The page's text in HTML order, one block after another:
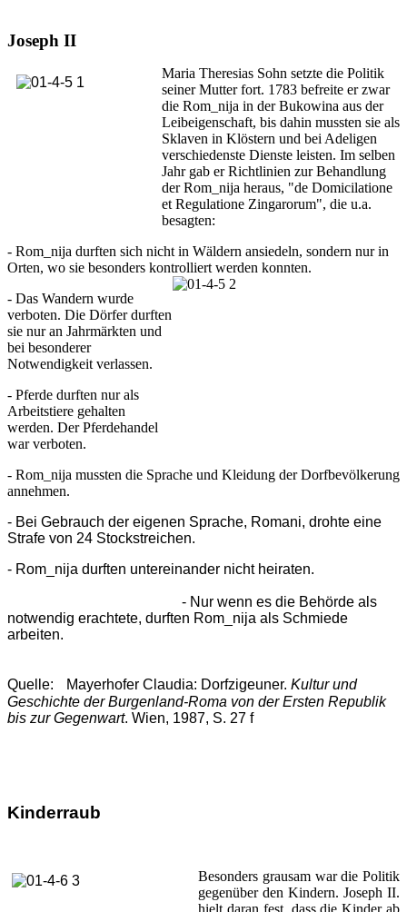
Joseph II
Maria Theresias Sohn setzte die Politik
seiner Mutter fort. 1783 befreite er zwar
die Rom_nija in der Bukowina aus der
Leibeigenschaft, bis dahin mussten sie als
Sklaven in Klöstern und bei Adeligen
verschiedenste Dienste leisten. Im selben
Jahr gab er Richtlinien zur Behandlung
der Rom_nija heraus, "de Domicilatione
et Regulatione Zingarorum", die u.a.
besagten:
- Rom_nija durften sich nicht in Wäldern ansiedeln, sondern nur in
Orten, wo sie besonders kontrolliert werden konnten.
- Das Wandern wurde
verboten. Die Dörfer durften
sie nur an Jahrmärkten und
bei besonderer
Notwendigkeit verlassen.
- Pferde durften nur als
Arbeitstiere gehalten
werden. Der Pferdehandel
war verboten.
- Rom_nija mussten die Sprache und Kleidung der Dorfbevölkerung
annehmen.
- Bei Gebrauch der eigenen Sprache, Romani, drohte eine
Strafe von 24 Stockstreichen.
- Rom_nija durften untereinander nicht heiraten.
- Nur wenn es die Behörde als
notwendig erachtete, durften Rom_nija als Schmiede
arbeiten.
Quelle: Mayerhofer Claudia: Dorfzigeuner. Kultur und
Geschichte der Burgenland-Roma von der Ersten Republik
bis zur Gegenwart. Wien, 1987, S. 27 f
Kinderraub
Besonders grausam war die Politik
gegenüber den Kindern. Joseph II.
hielt daran fest, dass die Kinder ab